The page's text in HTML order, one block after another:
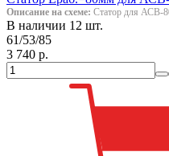
Описание на схеме: Статор для АСВ-
В наличии 12 шт.
61/53/85
3 740 р.